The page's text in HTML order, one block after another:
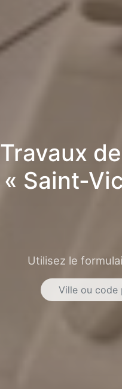
Travaux
« Saint-
Utilisez le